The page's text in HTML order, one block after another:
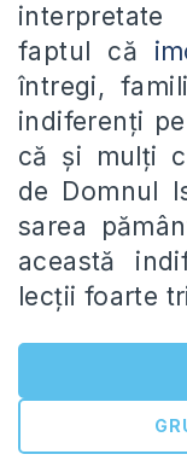
faptul că
întregi,
indiferenți
că și mulți
de Domnul
sarea
această
lecții foarte